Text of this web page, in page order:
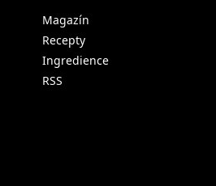
Magazín
Recepty
Ingredience
RSS